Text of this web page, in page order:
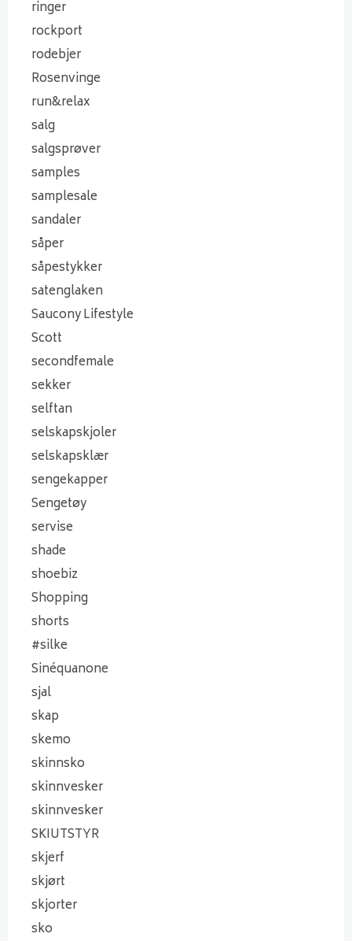
ringer
rockport
rodebjer
Rosenvinge
run&relax
salg
salgsprøver
samples
samplesale
sandaler
såper
såpestykker
satenglaken
Saucony Lifestyle
Scott
secondfemale
sekker
selftan
selskapskjoler
selskapsklær
sengekapper
Sengetøy
servise
shade
shoebiz
Shopping
shorts
#silke
Sinéquanone
sjal
skap
skemo
skinnsko
skinnvesker
skinnvesker
SKIUTSTYR
skjerf
skjørt
skjorter
sko